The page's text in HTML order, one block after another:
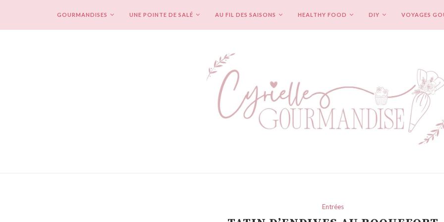
GOURMANDISES UNE POINTE DE SALÉ AU FIL DES SAISONS HEALTHY FOOD DIY VOYAGES
Entrées